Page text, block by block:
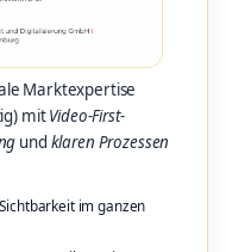
Marktexpertise
mitVideo-First-
und klaren Prozessen
im ganzen